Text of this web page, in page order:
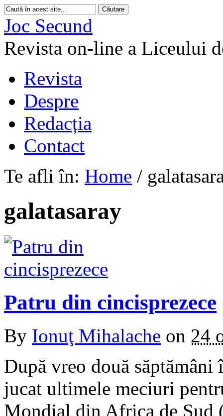
Joc Secund
Revista on-line a Liceului
Revista
Despre
Redacția
Contact
Te afli în: Home /
galatasaray
Patru din cincisprezece
By Ionuţ Mihalache on 24
După vreo două
jucat ultimele meciuri
Mondial din Africa de Sud